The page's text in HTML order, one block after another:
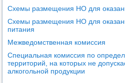
Схемы размещения НО для
Схемы размещения НО для
питания
Межведомственная комиссия
Специальная комиссия по
территорий, на которых не
алкогольной продукции